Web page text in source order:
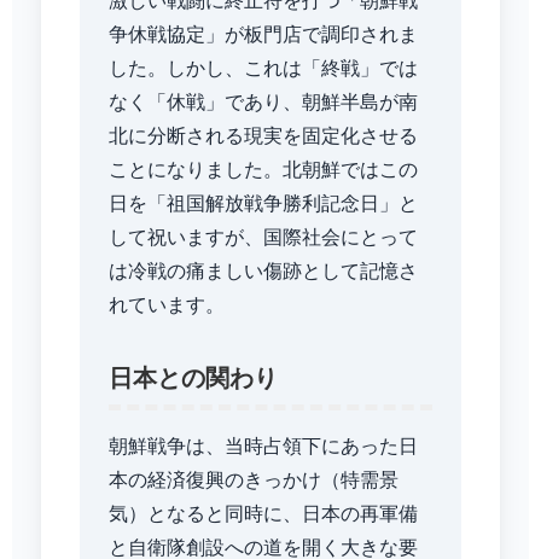
争休戦協定」が板門店で調印されま
した。しかし、これは「終戦」では
なく「休戦」であり、朝鮮半島が南
北に分断される現実を固定化させる
ことになりました。北朝鮮ではこの
日を「祖国解放戦争勝利記念日」と
して祝いますが、国際社会にとって
は冷戦の痛ましい傷跡として記憶さ
れています。
日本との関わり
朝鮮戦争は、当時占領下にあった日
本の経済復興のきっかけ（特需景
気）となると同時に、日本の再軍備
と自衛隊創設への道を開く大きな要